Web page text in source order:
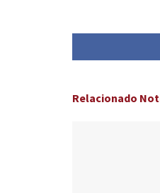
Relacionado